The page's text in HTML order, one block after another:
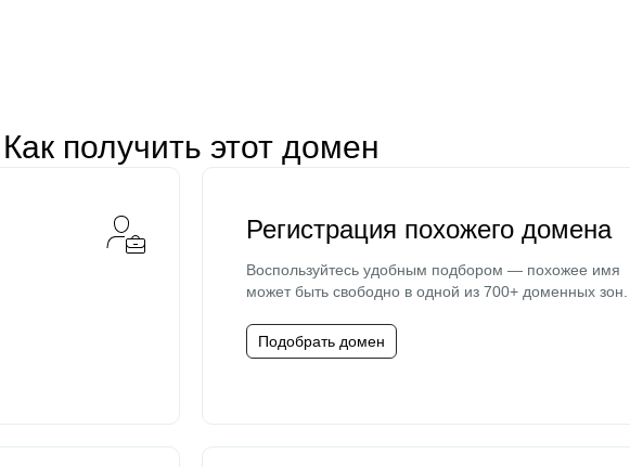
Как получить этот домен
Регистрация похожего домена
Воспользуйтесь удобным подбором — похожее имя
может быть свободно в одной из 700+ доменных зон.
Подобрать домен